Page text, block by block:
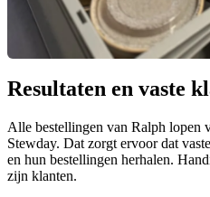
Resultaten en vaste
Alle bestellingen van Ralph lopen
Stewday. Dat zorgt ervoor dat
en hun bestellingen herhalen.
zijn klanten.